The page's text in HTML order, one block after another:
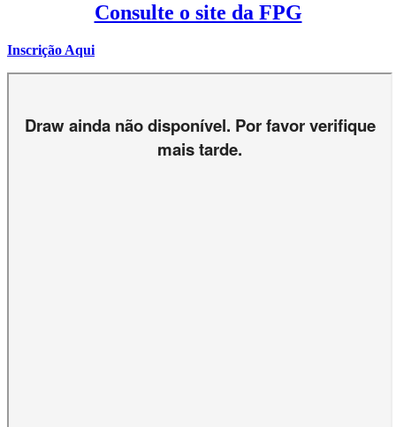
Consulte o site da FPG
Inscrição Aqui